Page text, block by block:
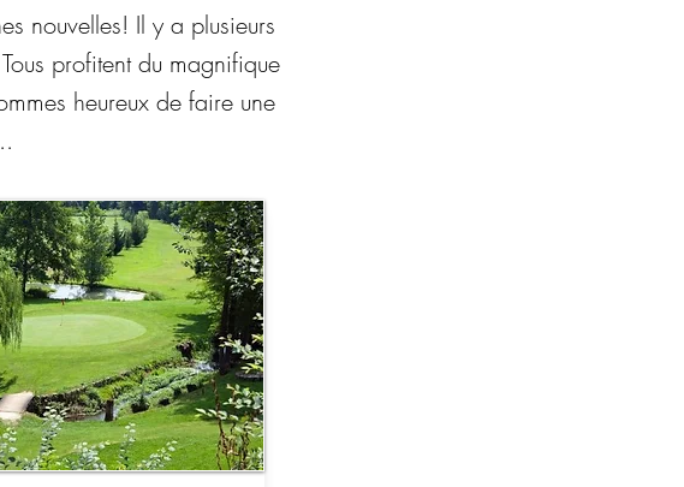
nouvelles! Il y a plusieurs
profitent du magnifique
heureux de faire une